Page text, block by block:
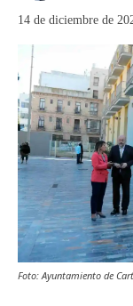
14 de diciembre de
Foto: Ayuntamiento de